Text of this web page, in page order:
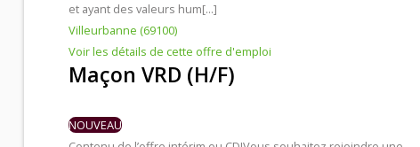
et ayant des valeurs hum[...]
Villeurbanne (69100)
Voir les détails de cette offre d'emploi
Maçon VRD (H/F)
NOUVEAU